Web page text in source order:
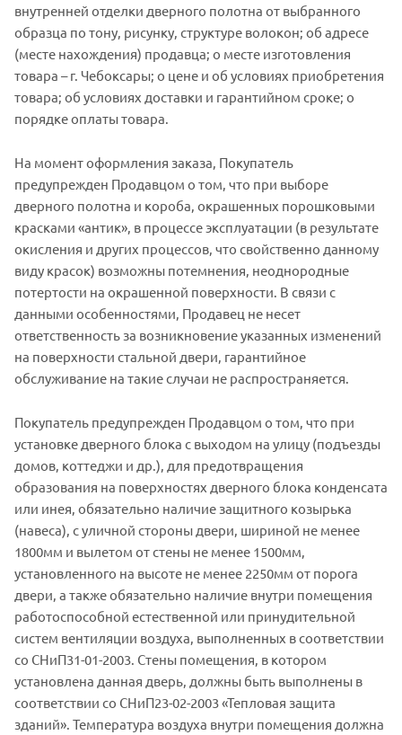
внутренней отделки дверного полотна от выбранного
образца по тону, рисунку, структуре волокон; об адресе
(месте нахождения) продавца; о месте изготовления
товара – г. Чебоксары; о цене и об условиях приобретения
товара; об условиях доставки и гарантийном сроке; о
порядке оплаты товара.
На момент оформления заказа, Покупатель
предупрежден Продавцом о том, что при выборе
дверного полотна и короба, окрашенных порошковыми
красками «антик», в процессе эксплуатации (в результате
окисления и других процессов, что свойственно данному
виду красок) возможны потемнения, неоднородные
потертости на окрашенной поверхности. В связи с
данными особенностями, Продавец не несет
ответственность за возникновение указанных изменений
на поверхности стальной двери, гарантийное
обслуживание на такие случаи не распространяется.
Покупатель предупрежден Продавцом о том, что при
установке дверного блока с выходом на улицу (подъезды
домов, коттеджи и др.), для предотвращения
образования на поверхностях дверного блока конденсата
или инея, обязательно наличие защитного козырька
(навеса), с уличной стороны двери, шириной не менее
1800мм и вылетом от стены не менее 1500мм,
установленного на высоте не менее 2250мм от порога
двери, а также обязательно наличие внутри помещения
работоспособной естественной или принудительной
систем вентиляции воздуха, выполненных в соответствии
со СНиП31-01-2003. Стены помещения, в котором
установлена данная дверь, должны быть выполнены в
соответствии со СНиП23-02-2003 «Тепловая защита
зданий». Температура воздуха внутри помещения должна